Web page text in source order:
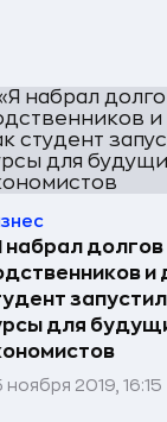
набрал долгов
и
для
ноября 2019, 16:15